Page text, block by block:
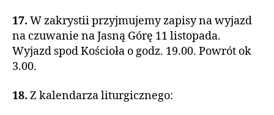
17. W zakrystii przyjmujemy zapisy na wyjazd
na czuwanie na Jasną Górę 11 listopada.
Wyjazd spod Kościoła o godz. 19.00. Powrót ok
3.00.
18. Z kalendarza liturgicznego: